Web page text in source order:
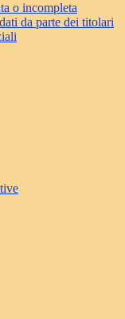
o incompleta
da parte dei titolari